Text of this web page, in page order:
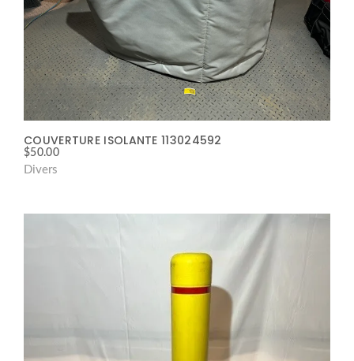
COUVERTURE ISOLANTE 113024592
$50.00
Divers